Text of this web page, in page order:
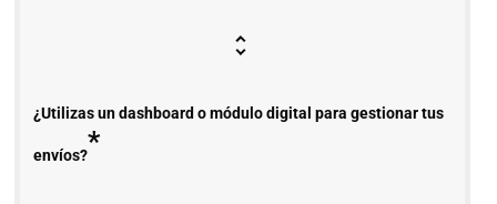
¿Utilizas un dashboard o módulo digital para gestionar tus
envíos?*